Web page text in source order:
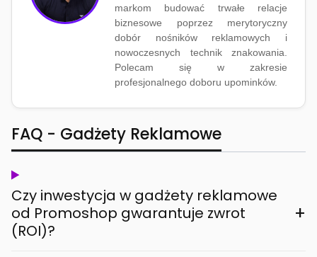
markom budować trwałe relacje
biznesowe poprzez merytoryczny
dobór nośników reklamowych i
nowoczesnych technik znakowania.
Polecam się w zakresie
profesjonalnego doboru upominków.
FAQ - Gadżety Reklamowe
Czy inwestycja w gadżety reklamowe
od Promoshop gwarantuje zwrot
(ROI)?
+